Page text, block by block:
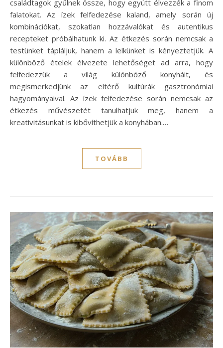
családtagok gyűlnek össze, hogy együtt élvezzék a finom
falatokat. Az ízek felfedezése kaland, amely során új
kombinációkat, szokatlan hozzávalókat és autentikus
recepteket próbálhatunk ki. Az étkezés során nemcsak a
testünket tápláljuk, hanem a lelkünket is kényeztetjük. A
különböző ételek élvezete lehetőséget ad arra, hogy
felfedezzük a világ különböző konyháit, és
megismerkedjünk az eltérő kultúrák gasztronómiai
hagyományaival. Az ízek felfedezése során nemcsak az
étkezés művészetét tanulhatjuk meg, hanem a
kreativitásunkat is kibővíthetjük a konyhában.…
TOVÁBB